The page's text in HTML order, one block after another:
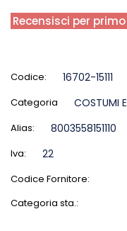
Recensisci per
Codice: 16702-15111
Categoria COSTUMI
Alias: 8003558151110
Iva: 22
Codice Fornitore:
Categoria sta.: